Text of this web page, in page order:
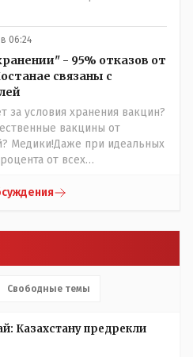
и Мажлиса и Председатель
время и после и причём
многократно на недостатки
самому ДОБРОВОЛЬНО уйти с
06:24
- 95% отказов от
связаны с
за условия хранения вакцин?
вакцины от
Медики!Даже при идеальных
от всех
защита от дол.....бов не
том числе своих не
другим людям благодарен.
соответствующих
Свободные темы
Казахстану предрекли